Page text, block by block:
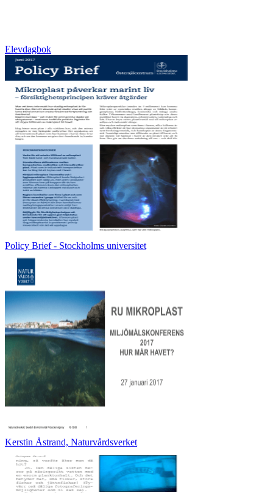
Elevdagbok
Policy Brief - Stockholms universitet
Kerstin Åstrand, Naturvårdsverket